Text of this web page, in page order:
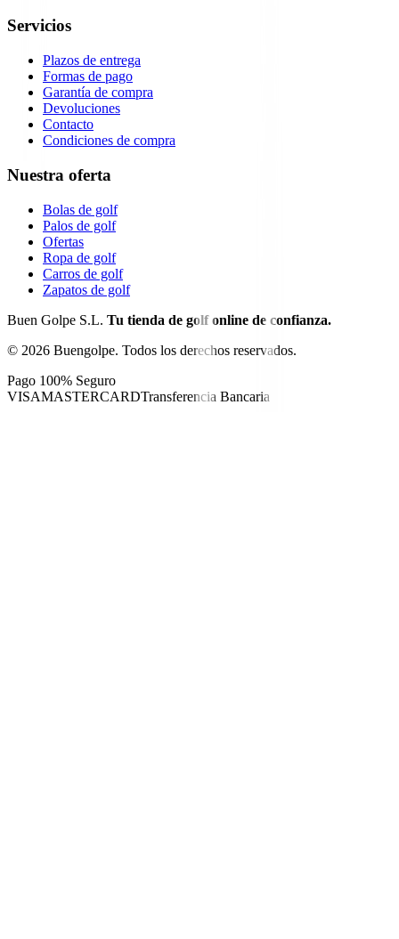
Servicios
Plazos de entrega
Formas de pago
Garantía de compra
Devoluciones
Contacto
Condiciones de compra
Nuestra oferta
Bolas de golf
Palos de golf
Ofertas
Ropa de golf
Carros de golf
Zapatos de golf
Buen Golpe S.L. Tu tienda de golf online de confianza.
© 2026 Buengolpe. Todos los derechos reservados.
Pago 100% Seguro
VISAMASTERCARDTransferencia Bancaria